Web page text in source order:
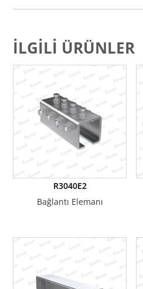
İLGILI ÜRÜNLER
R3040E2
Bağlantı Elemanı